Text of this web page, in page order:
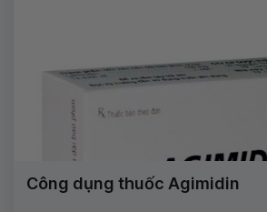
Công dụng thuốc Agimidin